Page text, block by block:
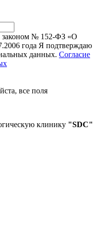
законом № 152-ФЗ «О
года Я подтверждаю
данных. Согласие
все поля
клинику "SDC"